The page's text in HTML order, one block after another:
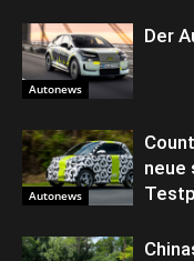
Autonews
Der
Autonews
neue